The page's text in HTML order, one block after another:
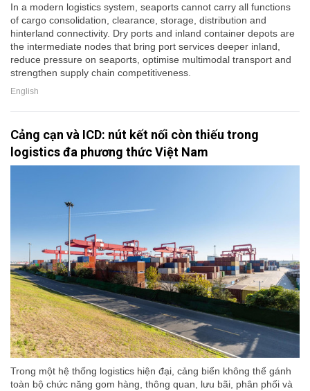
In a modern logistics system, seaports cannot carry all functions
of cargo consolidation, clearance, storage, distribution and
hinterland connectivity. Dry ports and inland container depots are
the intermediate nodes that bring port services deeper inland,
reduce pressure on seaports, optimise multimodal transport and
strengthen supply chain competitiveness.
English
Cảng cạn và ICD: nút kết nối còn thiếu trong
logistics đa phương thức Việt Nam
Trong một hệ thống logistics hiện đại, cảng biển không thể gánh
toàn bộ chức năng gom hàng, thông quan, lưu bãi, phân phối và